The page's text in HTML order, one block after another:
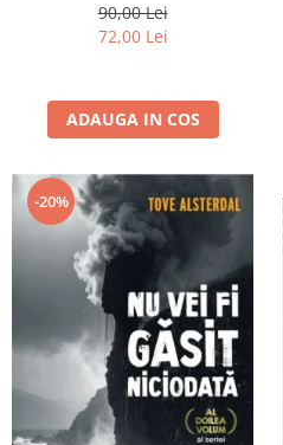
90,00 Lei
72,00 Lei
ADAUGA IN COS
-20%